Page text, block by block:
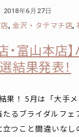
2018年6月27日
, 金沢・タテマチ店,
・富山本店
結果発表！
果！ 5月は「大手
るブライダルフェ
つこと間違いな